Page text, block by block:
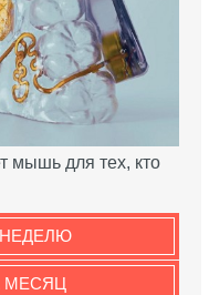
мышь для тех, кто
МЕСЯЦ